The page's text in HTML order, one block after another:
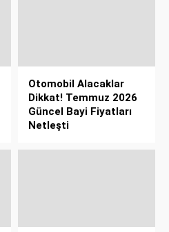
Otomobil Alacaklar
Dikkat! Temmuz 2026
Güncel Bayi Fiyatları
Netleşti